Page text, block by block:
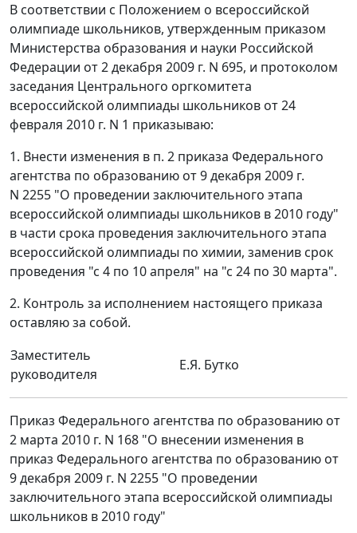
В соответствии с Положением о всероссийской
олимпиаде школьников, утвержденным приказом
Министерства образования и науки Российской
Федерации от 2 декабря 2009 г. N 695, и протоколом
заседания Центрального оргкомитета
всероссийской олимпиады школьников от 24
февраля 2010 г. N 1 приказываю:
1. Внести изменения в п. 2 приказа Федерального
агентства по образованию от 9 декабря 2009 г.
N 2255 "О проведении заключительного этапа
всероссийской олимпиады школьников в 2010 году"
в части срока проведения заключительного этапа
всероссийской олимпиады по химии, заменив срок
проведения "с 4 по 10 апреля" на "с 24 по 30 марта".
2. Контроль за исполнением настоящего приказа
оставляю за собой.
Заместитель
руководителя
Е.Я. Бутко
Приказ Федерального агентства по образованию от
2 марта 2010 г. N 168 "О внесении изменения в
приказ Федерального агентства по образованию от
9 декабря 2009 г. N 2255 "О проведении
заключительного этапа всероссийской олимпиады
школьников в 2010 году"